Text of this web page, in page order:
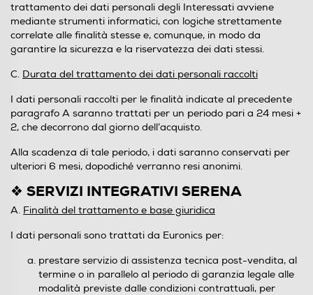
trattamento dei dati personali degli Interessati avviene
mediante strumenti informatici, con logiche strettamente
correlate alle finalità stesse e, comunque, in modo da
garantire la sicurezza e la riservatezza dei dati stessi.
C. Durata del trattamento dei dati personali raccolti
I dati personali raccolti per le finalità indicate al precedente
paragrafo A saranno trattati per un periodo pari a 24 mesi +
2, che decorrono dal giorno dell’acquisto.
Alla scadenza di tale periodo, i dati saranno conservati per
ulteriori 6 mesi, dopodiché verranno resi anonimi.
❖ SERVIZI INTEGRATIVI SERENA
A. Finalità del trattamento e base giuridica
I dati personali sono trattati da Euronics per:
prestare servizio di assistenza tecnica post-vendita, al
termine o in parallelo al periodo di garanzia legale alle
modalità previste dalle condizioni contrattuali, per